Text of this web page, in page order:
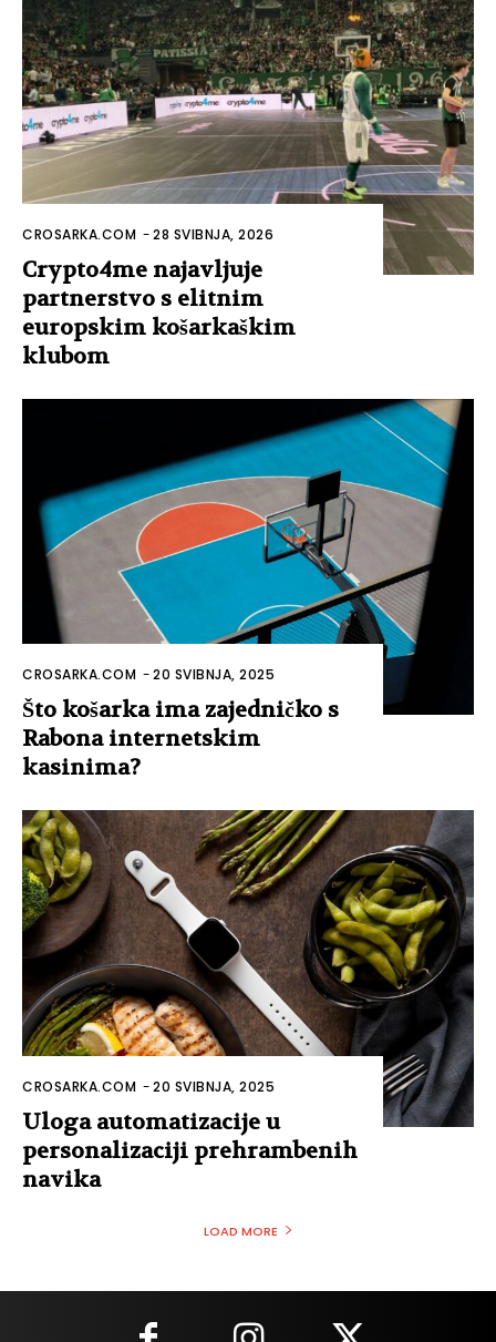
CROSARKA.COM -28 SVIBNJA, 2026
Crypto4me najavljuje
partnerstvo s elitnim
europskim košarkaškim
klubom
CROSARKA.COM -20 SVIBNJA, 2025
Što košarka ima zajedničko s
Rabona internetskim
kasinima?
CROSARKA.COM -20 SVIBNJA, 2025
Uloga automatizacije u
personalizaciji prehrambenih
navika
LOAD MORE